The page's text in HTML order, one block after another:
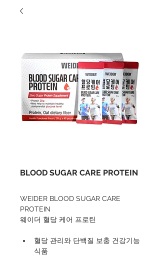
BLOOD SUGAR CARE PROTEIN
WEIDER BLOOD SUGAR CARE
PROTEIN
웨이더 혈당 케어 프로틴
혈당 관리와 단백질 보충 건강기능
식품